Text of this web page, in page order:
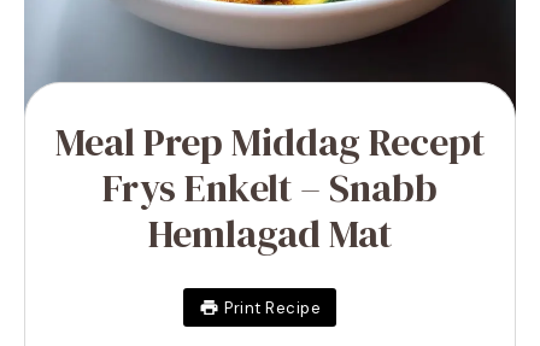
Meal Prep Middag Recept
Frys Enkelt – Snabb
Hemlagad Mat
Print Recipe